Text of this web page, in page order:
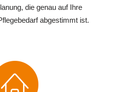
die genau auf Ihre
abgestimmt ist.